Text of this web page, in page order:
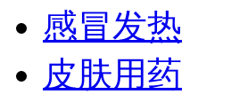
感冒发热
皮肤用药